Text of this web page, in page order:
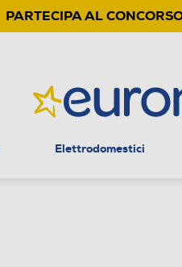
PARTECIPA AL
Elettrodomestici